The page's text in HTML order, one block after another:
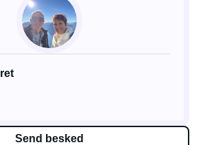
Send besked